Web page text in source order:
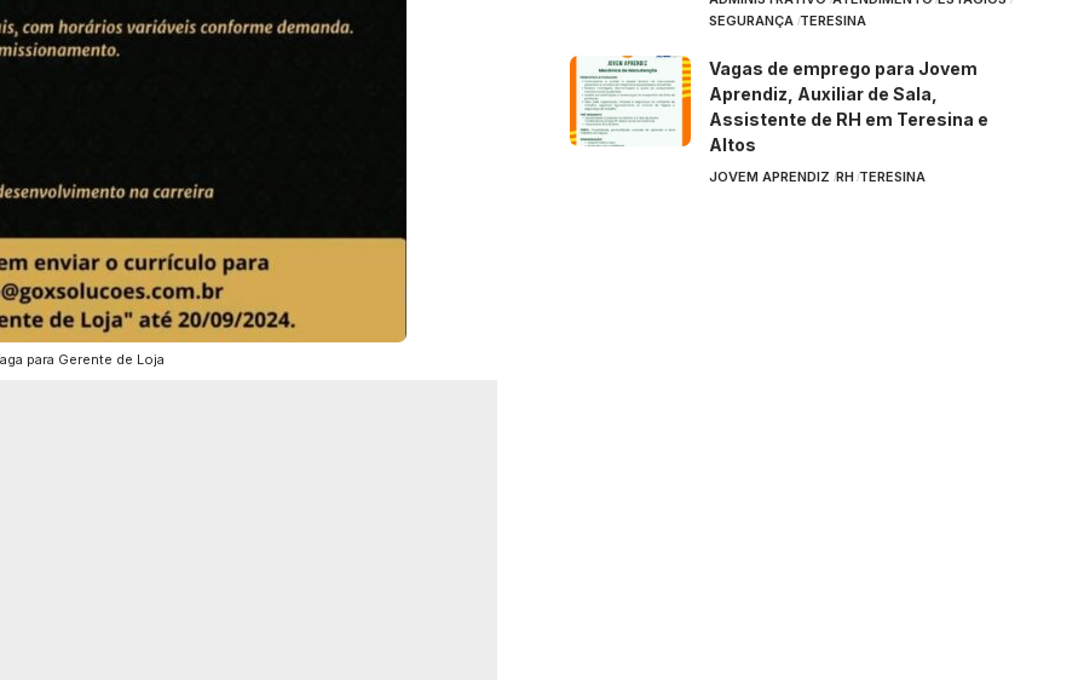
para Gerente de Loja
SEGURANÇA TERESINA
Vagas de emprego para Jovem
Aprendiz, Auxiliar de Sala,
Assistente de RH em Teresina e
Altos
JOVEM APRENDIZ RH TERESINA